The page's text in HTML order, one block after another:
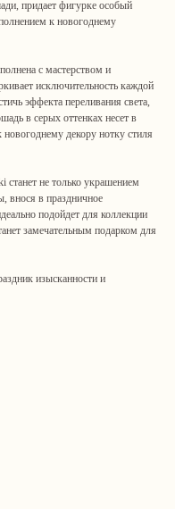
придает фигурке особый
к новогоднему
с мастерством и
исключительность каждой
эффекта переливания света,
в серых оттенках несет в
новогоднему декору нотку стиля
не только украшением
внося в праздничное
подойдет для коллекции
замечательным подарком для
изысканности и